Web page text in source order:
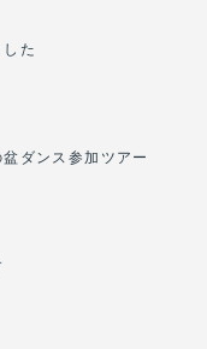
た
ダンス参加ツアー